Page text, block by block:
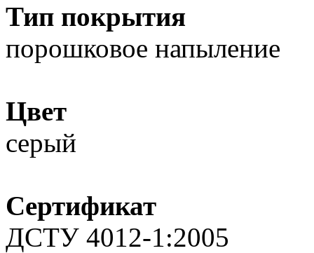
Тип покрытия
порошковое напыление
Цвет
серый
Сертификат
ДСТУ 4012-1:2005